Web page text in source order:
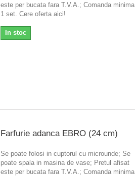
este per bucata fara T.V.A.; Comanda minima
1 set. Cere oferta aici!
In stoc
Farfurie adanca EBRO (24 cm)
Se poate folosi in cuptorul cu microunde; Se
poate spala in masina de vase; Pretul afisat
este per bucata fara T.V.A.; Comanda minima